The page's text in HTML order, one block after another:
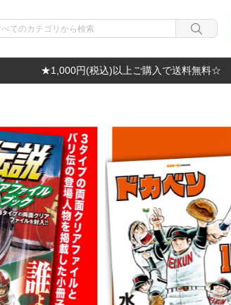
★1,000円(税込)以上ご購入で送料無料☆